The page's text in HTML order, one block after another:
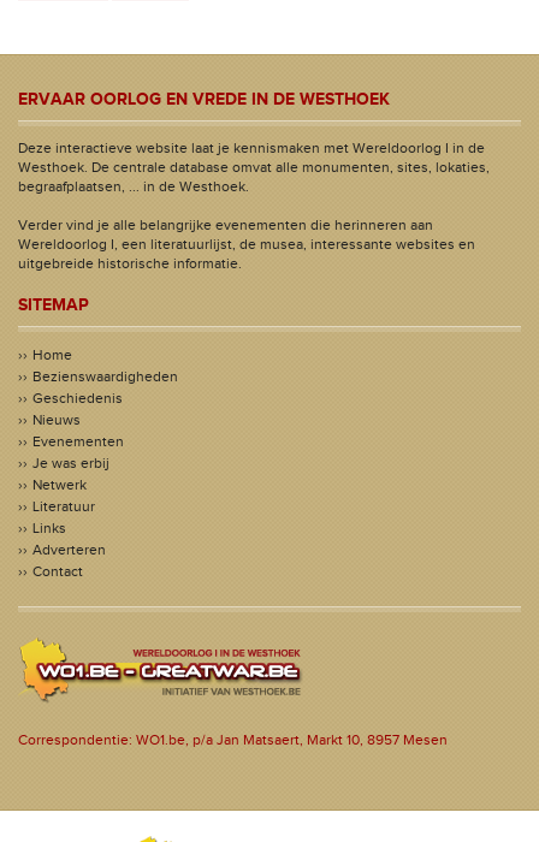
ERVAAR OORLOG EN VREDE IN DE WESTHOEK
Deze interactieve website laat je kennismaken met Wereldoorlog I in de
Westhoek. De centrale database omvat alle monumenten, sites, lokaties,
begraafplaatsen, ... in de Westhoek.
Verder vind je alle belangrijke evenementen die herinneren aan
Wereldoorlog I, een literatuurlijst, de musea, interessante websites en
uitgebreide historische informatie.
SITEMAP
Home
Bezienswaardigheden
Geschiedenis
Nieuws
Evenementen
Je was erbij
Netwerk
Literatuur
Links
Adverteren
Contact
Correspondentie: WO1.be, p/a Jan Matsaert, Markt 10, 8957 Mesen